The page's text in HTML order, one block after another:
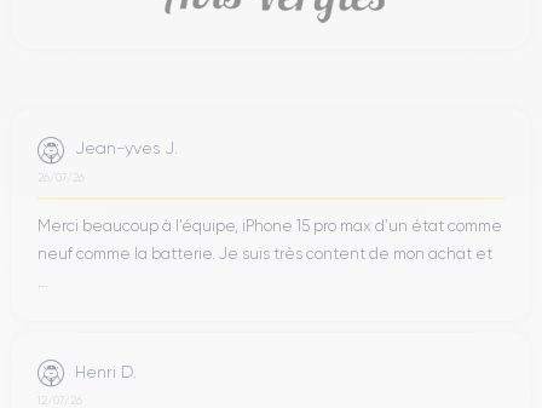
Jean-yves J.
26/07/26
Merci beaucoup à l’équipe, iPhone 15 pro max d’un état comme
neuf comme la batterie. Je suis très content de mon achat et
Henri D.
12/07/26